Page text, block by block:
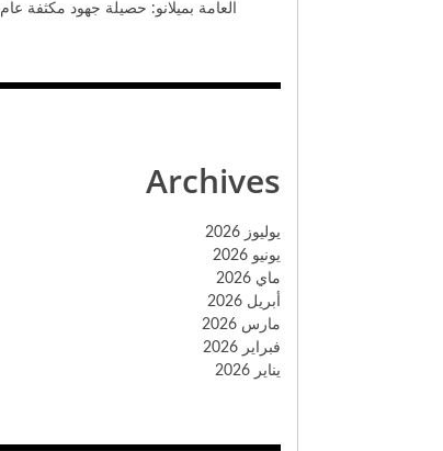
العامة بميلانو: حصيلة جهود مكثفة عام 2025
Archives
يوليوز 2026
يونيو 2026
ماي 2026
أبريل 2026
مارس 2026
فبراير 2026
يناير 2026